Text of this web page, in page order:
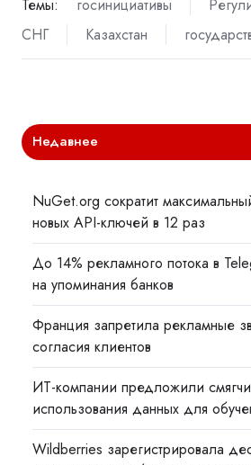
Темы: госинициативы
СНГ
Казахстан
Недавнее
NuGet.org сократит
новых API-ключей в 12 раз
До 14% рекламного потока в
на упоминания банков
Франция запретила рекламные
согласия клиентов
ИТ-компании предложили
использования данных для
Wildberries зарегистрировала